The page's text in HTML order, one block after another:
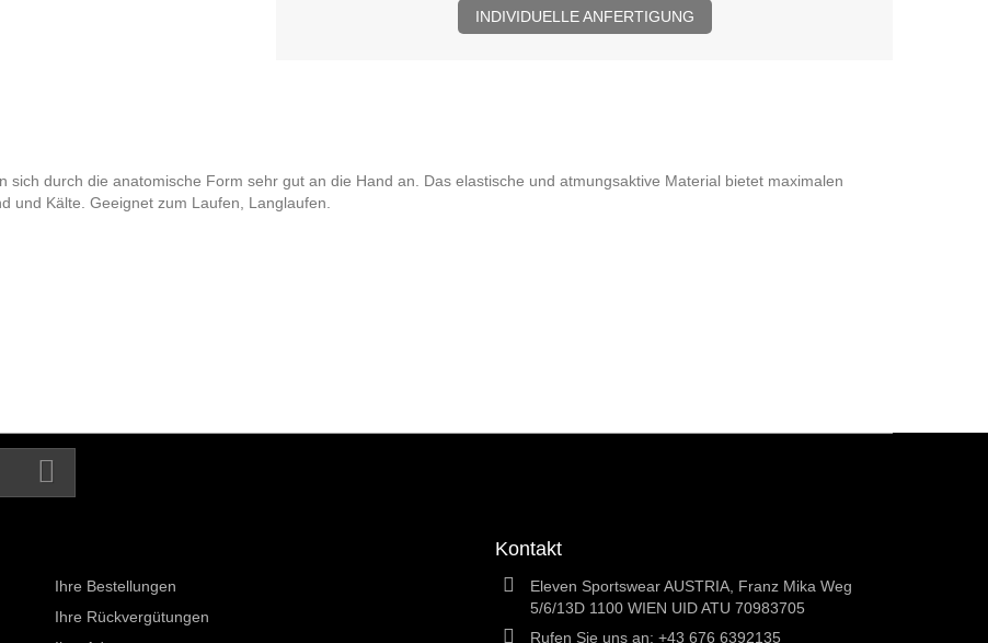
INDIVIDUELLE ANFERTIGUNG
sich durch die anatomische Form sehr gut an die Hand an. Das elastische und atmungsaktive Material bietet maximalen
und Kälte. Geeignet zum Laufen, Langlaufen.
Ihre Bestellungen
Ihre Rückvergütungen
Kontakt
Eleven Sportswear AUSTRIA, Franz Mika Weg
5/6/13D 1100 WIEN UID ATU 70983705
Rufen Sie uns an:+43 676 6392135